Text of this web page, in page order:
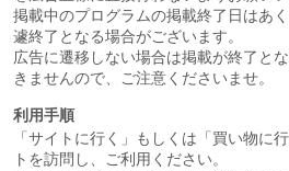
掲載中のプログラムの掲載終了日はあ
遽終了となる場合がございます。
広告に遷移しない場合は掲載が終了と
きませんので、ご注意くださいませ。
利用手順
「サイトに行く」もしくは「買い物に
トを訪問し、ご利用ください。